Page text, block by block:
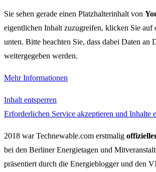
Sie sehen gerade einen Platzhalterinhalt von
eigentlichen Inhalt zuzugreifen, klicken Sie auf
unten. Bitte beachten Sie, dass dabei Daten an
weitergegeben werden.
Mehr Informationen
Inhalt entsperren
Erforderlichen Service akzeptieren und Inhalte
2018 war Technewable.com erstmalig
bei den Berliner Energietagen und
präsentiert durch die Energieblogger und den